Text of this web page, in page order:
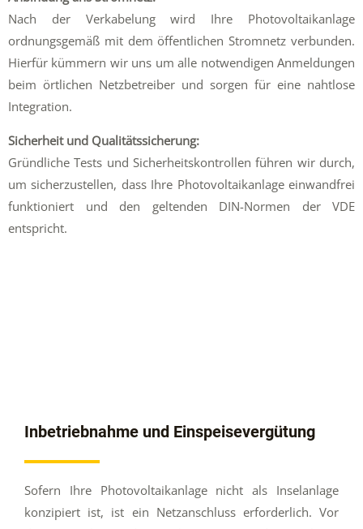
Nach der Verkabelung wird Ihre Photovoltaikanlage
ordnungsgemäß mit dem öffentlichen Stromnetz verbunden.
Hierfür kümmern wir uns um alle notwendigen Anmeldungen
beim örtlichen Netzbetreiber und sorgen für eine nahtlose
Integration.
Sicherheit und Qualitätssicherung:
Gründliche Tests und Sicherheitskontrollen führen wir durch,
um sicherzustellen, dass Ihre Photovoltaikanlage einwandfrei
funktioniert und den geltenden DIN-Normen der VDE
entspricht.
Inbetriebnahme und Einspeisevergütung
Sofern Ihre Photovoltaikanlage nicht als Inselanlage
konzipiert ist, ist ein Netzanschluss erforderlich. Vor